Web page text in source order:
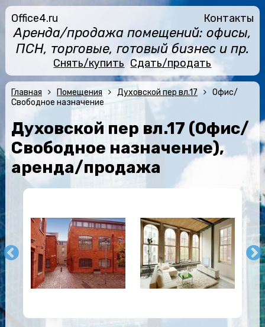
Office4.ru Контакты
Аренда/продажа помещений: офисы,
ПСН, торговые, готовый бизнес и пр.
Снять/купить Сдать/продать
Главная Помещения Духовской пер вл.17
Офис/
Свободное назначение
Духовской пер вл.17 (Офис/
Свободное назначение),
аренда/продажа